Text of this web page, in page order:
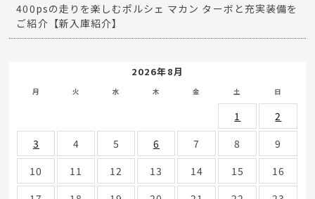
400psの走りを楽しむポルシェ マカン ターボと充実装備を
ご紹介【新入庫紹介】
2026年8月
月 火 水 木 金 土 日
1
2
3
4 5 6 7 8
9
10
11 12 13 14 15
16